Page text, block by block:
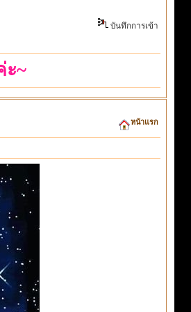
บันทึกการเข้า
~
หน้าแรก